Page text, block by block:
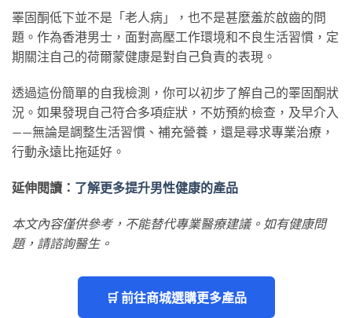
睪固酮低下並不是「老人病」，也不是甚麼羞於啟齒的問
題。作為香港男士，面對高壓工作環境和不良生活習慣，定
期關注自己的荷爾蒙健康是對自己負責的表現。
透過這份簡單的自我檢測，你可以初步了解自己的睪固酮狀
況。如果發現自己符合多項症狀，不妨預約檢查，及早介入
——無論是調整生活習慣、補充營養，還是尋求專業治療，
行動永遠比拖延好。
延伸閱讀： 了解更多提升男性健康的產品
本文內容僅供參考，不能替代專業醫療建議。如有健康問
題，請諮詢醫生。
🛒 前往商城選購更多產品